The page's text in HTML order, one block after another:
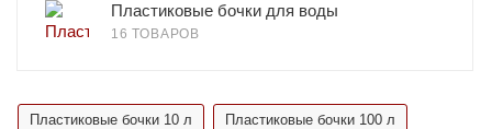
Пластиковые бочки для воды
16 ТОВАРОВ
Пластиковые бочки 10 л Пластиковые бочки 100 л